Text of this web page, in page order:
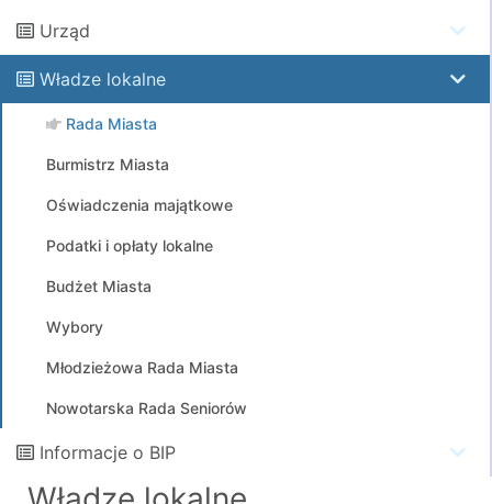
Urząd
Władze lokalne
Rada Miasta
Burmistrz Miasta
Oświadczenia majątkowe
Podatki i opłaty lokalne
Budżet Miasta
Wybory
Młodzieżowa Rada Miasta
Nowotarska Rada Seniorów
Informacje o BIP